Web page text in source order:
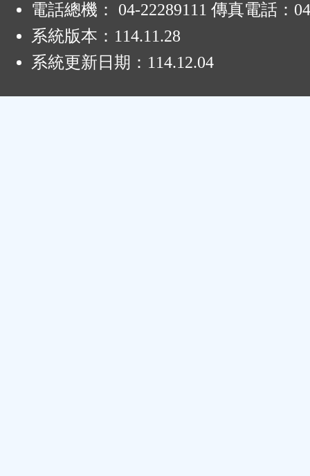
電話總機： 04-22289111 傳真電話：
系統版本： 114.11.28
系統更新日期： 114.12.04